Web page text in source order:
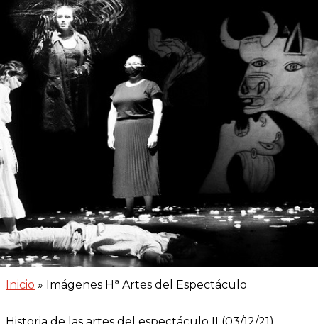
Inicio » Imágenes Hª Artes del Espectáculo